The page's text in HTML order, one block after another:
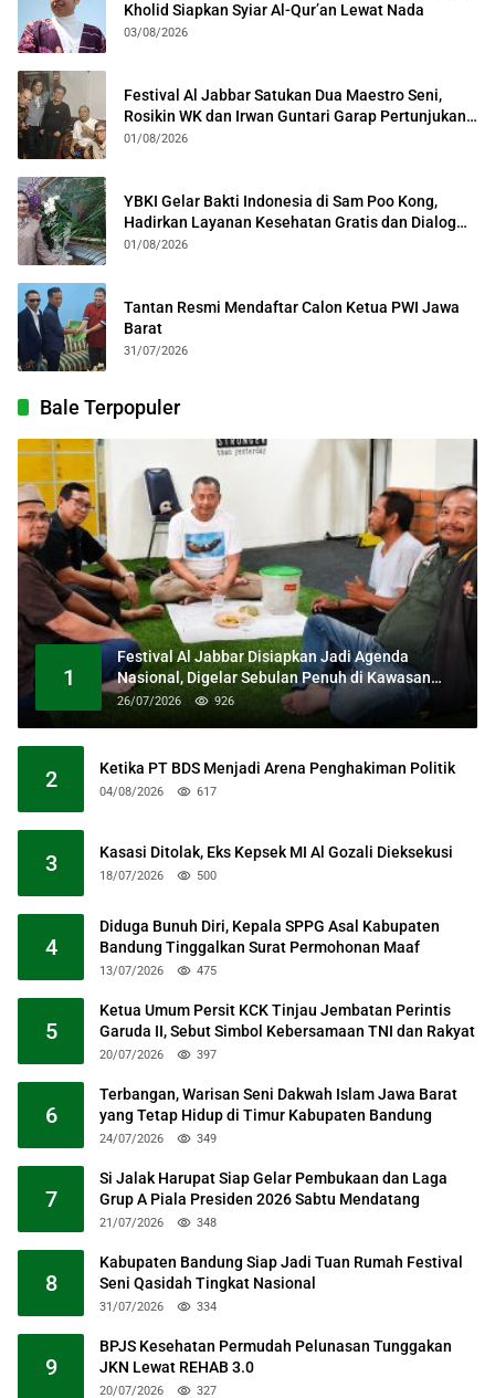
Kholid Siapkan Syiar Al-Qur’an Lewat Nada
03/08/2026
Festival Al Jabbar Satukan Dua Maestro Seni,
Rosikin WK dan Irwan Guntari Garap Pertunjukan
Kolosal
01/08/2026
YBKI Gelar Bakti Indonesia di Sam Poo Kong,
Hadirkan Layanan Kesehatan Gratis dan Dialog
Kebangsaan
01/08/2026
Tantan Resmi Mendaftar Calon Ketua PWI Jawa
Barat
31/07/2026
Bale Terpopuler
1
Festival Al Jabbar Disiapkan Jadi Agenda
Nasional, Digelar Sebulan Penuh di Kawasan
Masjid Raya Al Jabbar
26/07/2026 926
2 Ketika PT BDS Menjadi Arena Penghakiman Politik
04/08/2026 617
3 Kasasi Ditolak, Eks Kepsek MI Al Gozali Dieksekusi
18/07/2026 500
4
Diduga Bunuh Diri, Kepala SPPG Asal Kabupaten
Bandung Tinggalkan Surat Permohonan Maaf
13/07/2026 475
5
Ketua Umum Persit KCK Tinjau Jembatan Perintis
Garuda II, Sebut Simbol Kebersamaan TNI dan Rakyat
20/07/2026 397
6
Terbangan, Warisan Seni Dakwah Islam Jawa Barat
yang Tetap Hidup di Timur Kabupaten Bandung
24/07/2026 349
7
Si Jalak Harupat Siap Gelar Pembukaan dan Laga
Grup A Piala Presiden 2026 Sabtu Mendatang
21/07/2026 348
8
Kabupaten Bandung Siap Jadi Tuan Rumah Festival
Seni Qasidah Tingkat Nasional
31/07/2026 334
9
BPJS Kesehatan Permudah Pelunasan Tunggakan
JKN Lewat REHAB 3.0
20/07/2026 327